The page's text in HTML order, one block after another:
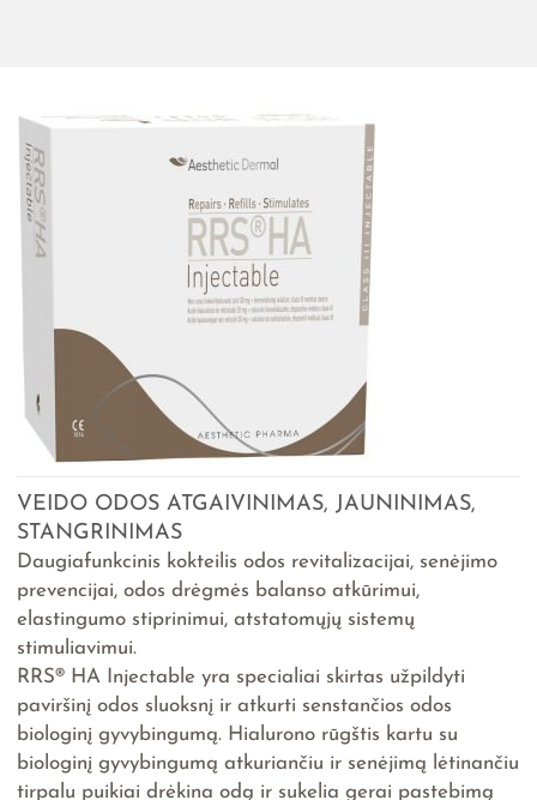
VEIDO ODOS ATGAIVINIMAS, JAUNINIMAS,
STANGRINIMAS
Daugiafunkcinis kokteilis odos revitalizacijai, senėjimo
prevencijai, odos drėgmės balanso atkūrimui,
elastingumo stiprinimui, atstatomųjų sistemų
stimuliavimui.
RRS® HA Injectable yra specialiai skirtas užpildyti
paviršinį odos sluoksnį ir atkurti senstančios odos
biologinį gyvybingumą. Hialurono rūgštis kartu su
biologinį gyvybingumą atkuriančiu ir senėjimą lėtinančiu
tirpalu puikiai drėkina odą ir sukelia gerai pastebimą